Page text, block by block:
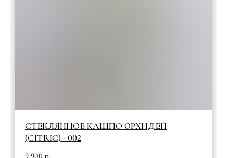
СТЕКЛЯННОЕ КАШПО ОРХИДЕЙ
(CITRIC) - 002